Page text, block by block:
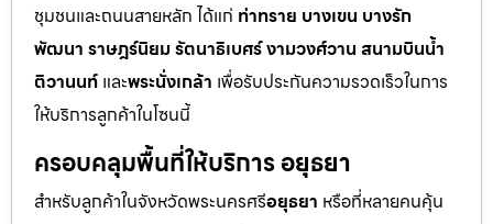
ชุมชนและถนนสายหลัก ได้แก่ ท่าทราย บางเขน บางรัก
พัฒนา ราษฎร์นิยม รัตนาธิเบศร์ งามวงศ์วาน สนามบินน้ำ
ติวานนท์ และพระนั่งเกล้า เพื่อรับประกันความรวดเร็วในการ
ให้บริการลูกค้าในโซนนี้
ครอบคลุมพื้นที่ให้บริการ อยุธยา
สำหรับลูกค้าในจังหวัดพระนครศรีอยุธยา หรือที่หลายคนคุ้น